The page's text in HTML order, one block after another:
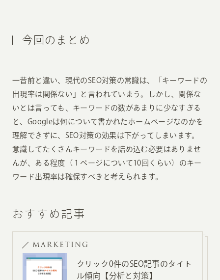
今回のまとめ
一昔前と違い、現代のSEO対策の常識は、「キーワードの
出現率は関係ない」と言われていまう。しかし、関係な
いとは言っても、キーワードの数があまりに少なすぎる
と、Googleは何について書かれたホームページなのかを
理解できずに、SEO対策の効果は下がってしまいます。
意識してたくさんキーワードを詰め込む必要はありませ
んが、ある程度（１ページについて10回くらい）のキー
ワード出現率は確保すべきと考えられます。
おすすめ記事
MARKETING
クリック0件のSEO記事のタイト
ル傾向【分析と対策】